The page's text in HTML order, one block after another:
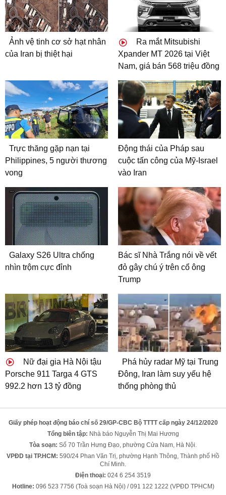
Ảnh vệ tinh cơ sở hạt nhân
của Iran bị thiệt hại
Ra mắt Mitsubishi
Xpander MT 2026 tại Việt
Nam, giá bán 568 triệu đồng
Trực thăng gặp nạn tại
Philippines, 5 người thương
vong
Động thái của Pháp sau
cuộc tấn công của Mỹ-Israel
vào Iran
Galaxy S26 Ultra chống
nhìn trộm cực đỉnh
Bác sĩ Nhà Trắng nói về vết
đỏ gây chú ý trên cổ ông
Trump
Nữ đại gia Hà Nội tậu
Porsche 911 Targa 4 GTS
992.2 hơn 13 tỷ đồng
Phá hủy radar Mỹ tại Trung
Đông, Iran làm suy yếu hệ
thống phòng thủ
Giấy phép hoạt động báo chí số 29/GP-CBC Bộ TTTT cấp ngày 24/12/2020
Tổng biên tập: Nhà báo Nguyễn Thị Mai Hương
Tòa soạn: Số 70 Trần Hưng Đạo, phường Cửa Nam, Hà Nội.
VPĐD tại TP.HCM: 590/24 Phan Văn Trị, phường Hạnh Thông, Thành phố Hồ
Chí Minh.
Điện thoại: 024 6 254 3519
Hotline: 096 523 7756 (Toà soạn Hà Nội) / 091 122 1222 (VPĐD TPHCM)